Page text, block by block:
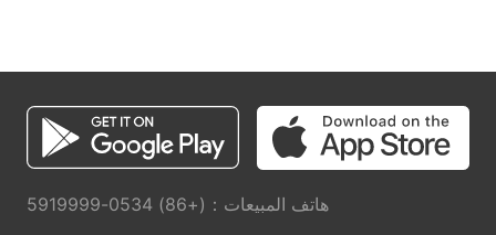
هاتف المبيعات：(+86) 0534-5919999